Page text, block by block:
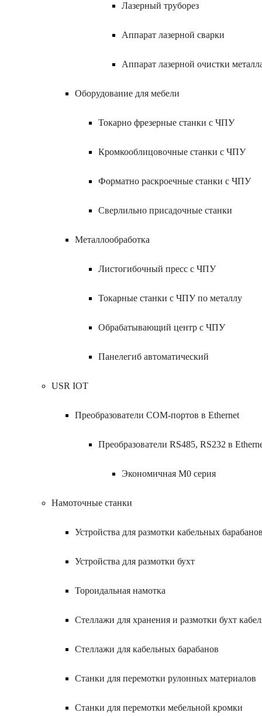
Лазерный труборез
Аппарат лазерной сварки
Аппарат лазерной очистки
Оборудование для мебели
Токарно фрезерные станки с ЧПУ
Кромкооблицовочные станки с ЧПУ
Форматно раскроечные станки с ЧПУ
Сверлильно присадочные станки
Металлообработка
Листогибочный пресс с ЧПУ
Токарные станки с ЧПУ по металлу
Обрабатывающий центр с ЧПУ
Панелегиб автоматический
USR IOT
Преобразователи COM-портов в Ethernet
Преобразователи RS485, RS232 в
Экономичная M0 серия
Намоточные станки
Устройства для размотки кабельных
Устройства для размотки бухт
Тороидальная намотка
Стеллажи для хранения и размотки бухт
Стеллажи для кабельных барабанов
Станки для перемотки рулонных материалов
Станки для перемотки мебельной кромки